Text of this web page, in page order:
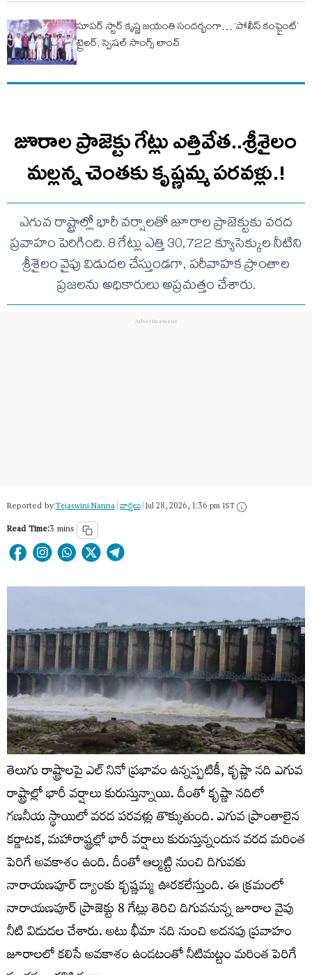
సూపర్ స్టార్ కృష్ణ జయంతి సందర్భంగా… ‘పోలీస్ కంప్లైంట్’
ట్రైలర్, స్పెషల్ సాంగ్స్ లాంచ్
జూరాల ప్రాజెక్టు గేట్లు ఎత్తివేత..శ్రీశైలం
మల్లన్న చెంతకు కృష్ణమ్మ పరవళ్లు.!
ఎగువ రాష్ట్రాల్లో భారీ వర్షాలతో జూరాల ప్రాజెక్టుకు వరద
ప్రవాహం పెరిగింది. 8 గేట్లు ఎత్తి 30,722 క్యూసెక్కుల నీటిని
శ్రీశైలం వైపు విడుదల చేస్తుండగా, పరీవాహక ప్రాంతాల
ప్రజలను అధికారులు అప్రమత్తం చేశారు.
Reported by:Tejaswini Nanna|వార్త‌లు|Jul 28, 2026, 1:36 pm IST
Read Time:3 mins
తెలుగు రాష్ట్రాలపై ఎల్ నినో ప్రభావం ఉన్నప్పటికీ, కృష్ణా నది ఎగువ
రాష్ట్రాల్లో భారీ వర్షాలు కురుస్తున్నాయి. దీంతో కృష్ణా నదిలో
గణనీయ స్థాయిలో వరద పరవళ్లు తొక్కుతుంది. ఎగువ ప్రాంతాలైన
కర్ణాటక, మహారాష్ట్రల్లో భారీ వర్షాలు కురుస్తున్నందున వరద మరింత
పెరిగే అవకాశం ఉంది. దీంతో ఆల్మట్టి నుంచి‌ దిగువకు
నారాయణపూర్‌ డ్యాంకు కృష్ణమ్మ ఊరకలేస్తుంది. ఈ క్రమంలో
నారాయణపూర్‌ ప్రాజెక్టు 8 గేట్లు తెరిచి దిగువనున్న జూరాల వైపు
నీటి విడుదల చేశారు. అటు భీమా నది నుంచి అదనపు ప్రవాహం
జూరాలలో కలిసే అవకాశం ఉండటంతో నీటిమట్టం మరింత పెరిగే